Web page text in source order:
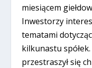
miesiącem
Inwestorzy
tematami
kilkunastu
przestraszył się